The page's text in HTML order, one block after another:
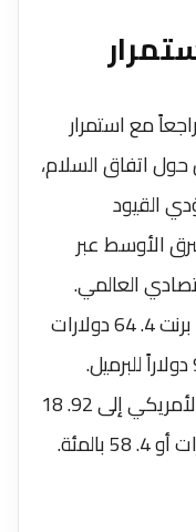
مع استمرار
حول اتفاق السلام،
القيود
الأوسط عبر
العالمي.
وذكرت رويترز أن العقود الآجلة لخام برنت 4. 64 دولارات
أو 4. 48 بالمئة انخفضت إلى 98. 90 دولاراً للبرميل.
وتراجع خام غرب تكساس الوسيط الأمريكي إلى 92. 18